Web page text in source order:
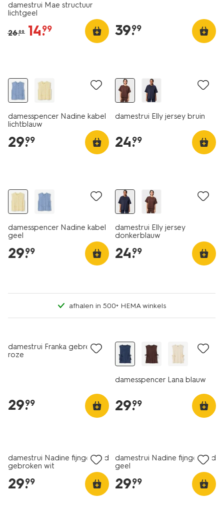
damestrui Mae structuur
lichtgeel
26.99 14.
99 39.
99
damesspencer Nadine kabel
lichtblauw
29.
99
damestrui Elly jersey bruin
24.
99
damesspencer Nadine kabel
geel
29.
99
damestrui Elly jersey
donkerblauw
24.
99
afhalen in 500+ HEMA winkels
damestrui Franka gebreid
roze
29.
99
damesspencer Lana blauw
29.
99
damestrui Nadine fijngebreid
gebroken wit
29.
99
damestrui Nadine fijngebreid
geel
29.
99